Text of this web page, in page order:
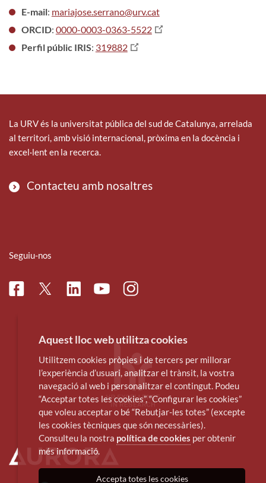
E-mail: mariajose.serrano@urv.cat
ORCID: 0000-0003-0363-5522
Perfil públic IRIS: 319882
La URV és la universitat pública del sud de Catalunya, arrelada
al territori, amb visió internacional, pròxima en la docència i
excel·lent en la recerca.
Contacteu amb nosaltres
Seguiu-nos
FacebookTwitterLinkedinYoutubeInstagram
Aquest lloc web utilitza cookies
Utilitzem cookies pròpies i de tercers per millorar
l’experiència d’usuari, analitzar el trànsit, la vostra
navegació al web i personalitzar el contingut. Podeu
“Acceptar totes les cookies”, “Configurar les cookies”
que voleu acceptar o bé “Rebutjar-les totes” (excepte
les cookies tècniques que són necessàries).
Consulteu la nostra política de cookies per obtenir
més informació.
Accepta totes les cookies